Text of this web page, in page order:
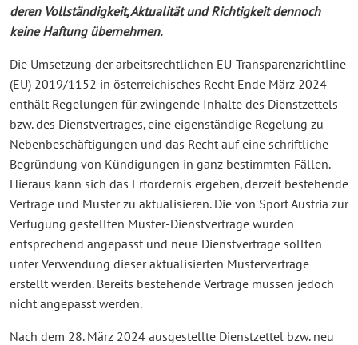
deren Vollständigkeit, Aktualität und Richtigkeit dennoch
keine Haftung übernehmen.
Die Umsetzung der arbeitsrechtlichen EU-Transparenzrichtline
(EU) 2019/1152 in österreichisches Recht Ende März 2024
enthält Regelungen für zwingende Inhalte des Dienstzettels
bzw. des Dienstvertrages, eine eigenständige Regelung zu
Nebenbeschäftigungen und das Recht auf eine schriftliche
Begründung von Kündigungen in ganz bestimmten Fällen.
Hieraus kann sich das Erfordernis ergeben, derzeit bestehende
Verträge und Muster zu aktualisieren. Die von Sport Austria zur
Verfügung gestellten Muster-Dienstverträge wurden
entsprechend angepasst und neue Dienstverträge sollten
unter Verwendung dieser aktualisierten Musterverträge
erstellt werden. Bereits bestehende Verträge müssen jedoch
nicht angepasst werden.
Nach dem 28. März 2024 ausgestellte Dienstzettel bzw. neu